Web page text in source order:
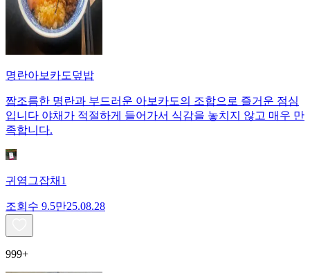
명란아보카도덮밥
짭조름한 명란과 부드러운 아보카도의 조합으로 즐거운 점심
입니다 야채가 적절하게 들어가서 식감을 놓치지 않고 매우 만
족합니다.
귀염그잡채1
조회수 9.5만25.08.28
999+